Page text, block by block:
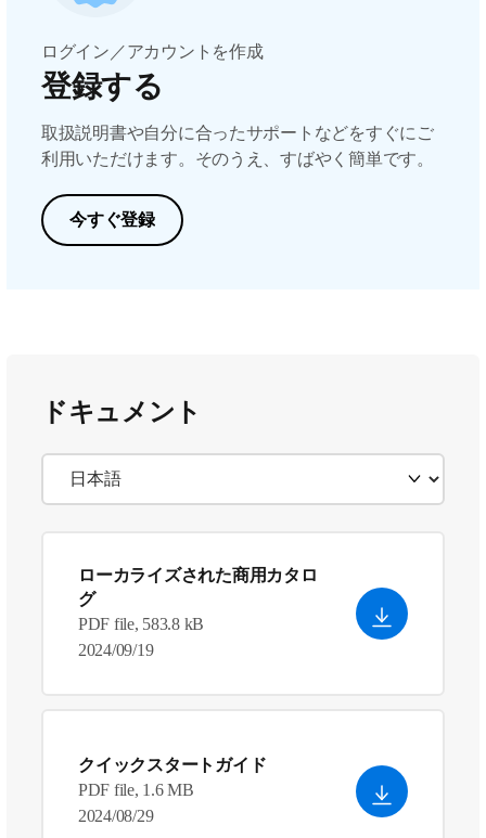
ログイン／アカウントを作成
登録する
取扱説明書や自分に合ったサポートなどをすぐにご
利用いただけます。そのうえ、すばやく簡単です。
今すぐ登録
ドキュメント
ローカライズされた商用カタロ
グ
PDF file, 583.8 kB
2024/09/19
クイックスタートガイド
PDF file, 1.6 MB
2024/08/29